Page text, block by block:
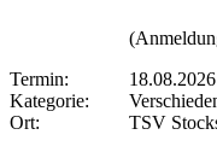
Termin:
Kategorie:
Ort:
TSV